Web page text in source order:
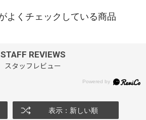
STAFF REVIEWS
スタッフレビュー
表示：新しい順